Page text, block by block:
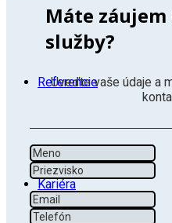
Referencie
Kariéra
Máte záujem
služby?
Uveďte vaše údaje a
Meno
Priezvisko
Email
Tel